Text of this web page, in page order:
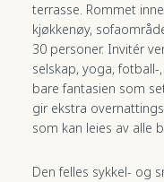
terrasse. Rommet
kjøkkenøy,
30 personer. Invitér
selskap, yoga,
bare fantasien som
gir ekstra
som kan leies av alle
Den felles sykkel- og